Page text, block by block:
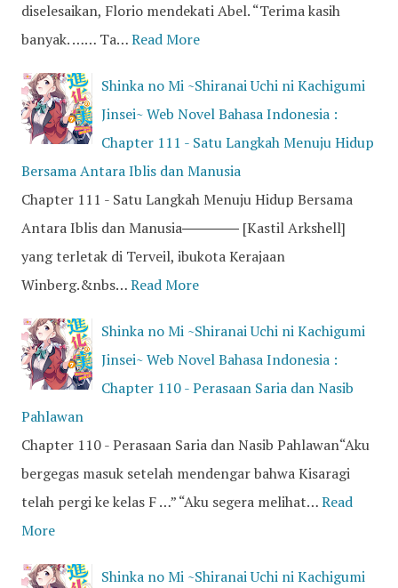
diselesaikan, Florio mendekati Abel. “Terima kasih
banyak. …… Ta…Read More
Shinka no Mi ~Shiranai Uchi ni Kachigumi
Jinsei~ Web Novel Bahasa Indonesia :
Chapter 111 - Satu Langkah Menuju Hidup
Bersama Antara Iblis dan Manusia
Chapter 111 - Satu Langkah Menuju Hidup Bersama
Antara Iblis dan Manusia―――― [Kastil Arkshell]
yang terletak di Terveil, ibukota Kerajaan
Winberg.&nbs…Read More
Shinka no Mi ~Shiranai Uchi ni Kachigumi
Jinsei~ Web Novel Bahasa Indonesia :
Chapter 110 - Perasaan Saria dan Nasib
Pahlawan
Chapter 110 - Perasaan Saria dan Nasib Pahlawan“Aku
bergegas masuk setelah mendengar bahwa Kisaragi
telah pergi ke kelas F …” “Aku segera melihat…Read
More
Shinka no Mi ~Shiranai Uchi ni Kachigumi